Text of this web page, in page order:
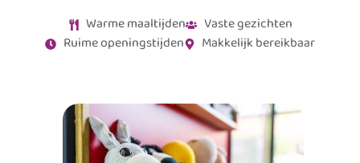
Warme maaltijden
Vaste gezichten
Ruime openingstijden
Makkelijk bereikbaar